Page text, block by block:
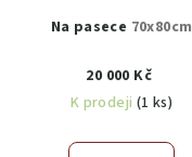
Na pasece 70x80cm
20 000 Kč
K prodeji (1 ks)